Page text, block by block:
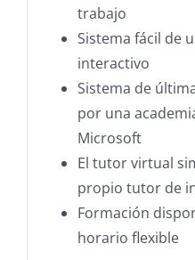
trabajo
Sistema fácil de
interactivo
Sistema de
por una
Microsoft
El tutor virtual
propio tutor de
Formación
horario flexible